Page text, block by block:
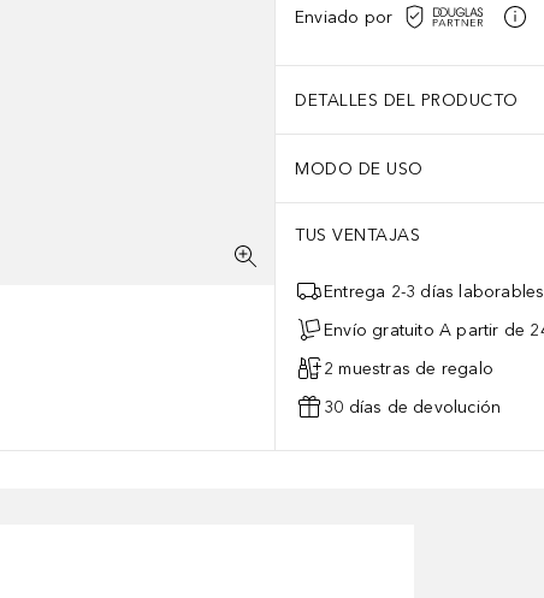
Enviado por
DETALLES DEL PRODUCTO
MODO DE USO
TUS VENTAJAS
Entrega 2-3 días laborables
Envío gratuito A partir de
2 muestras de regalo
30 días de devolución